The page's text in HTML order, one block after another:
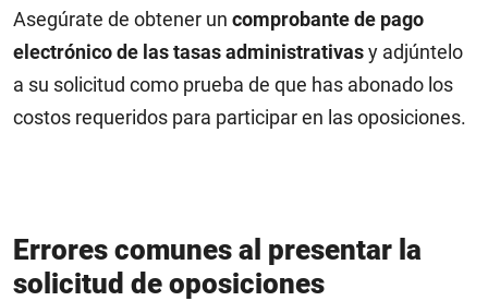
Asegúrate de obtener un comprobante de pago
electrónico de las tasas administrativasy adjúntelo
a su solicitud como prueba de que has abonado los
costos requeridos para participar en las oposiciones.
Errores comunes al presentar la
solicitud de oposiciones